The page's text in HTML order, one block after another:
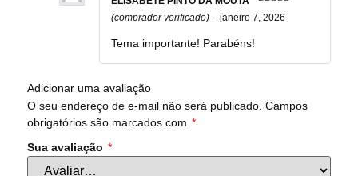
Avaliação
de 5
(comprador verificado) – janeiro 7, 2026
Tema importante! Parabéns!
Adicionar uma avaliação
O seu endereço de e-mail não será publicado. Campos
obrigatórios são marcados com *
Sua avaliação *